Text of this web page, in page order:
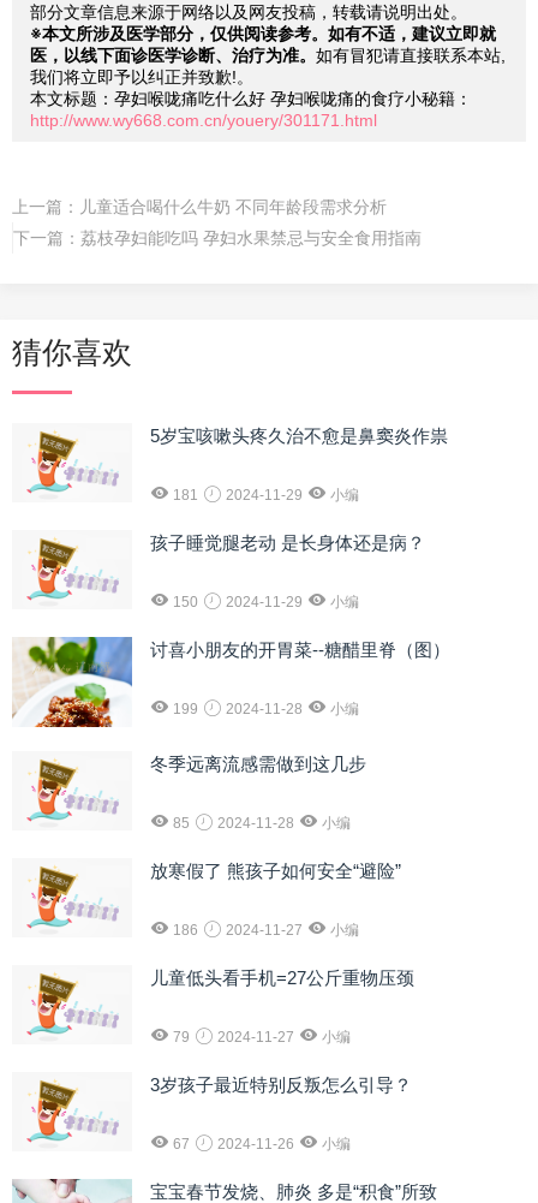
部分文章信息来源于网络以及网友投稿，转载请说明出处。
※本文所涉及医学部分，仅供阅读参考。如有不适，建议立即就
医，以线下面诊医学诊断、治疗为准。 如有冒犯请直接联系本站,
我们将立即予以纠正并致歉!。
本文标题：孕妇喉咙痛吃什么好 孕妇喉咙痛的食疗小秘籍：
http://www.wy668.com.cn/youery/301171.html
上一篇： 儿童适合喝什么牛奶 不同年龄段需求分析
下一篇： 荔枝孕妇能吃吗 孕妇水果禁忌与安全食用指南
猜你喜欢
5岁宝咳嗽头疼久治不愈是鼻窦炎作祟
181 2024-11-29 小编
孩子睡觉腿老动 是长身体还是病？
150 2024-11-29 小编
讨喜小朋友的开胃菜--糖醋里脊（图）
199 2024-11-28 小编
冬季远离流感需做到这几步
85 2024-11-28 小编
放寒假了 熊孩子如何安全“避险”
186 2024-11-27 小编
儿童低头看手机=27公斤重物压颈
79 2024-11-27 小编
3岁孩子最近特别反叛怎么引导？
67 2024-11-26 小编
宝宝春节发烧、肺炎 多是“积食”所致